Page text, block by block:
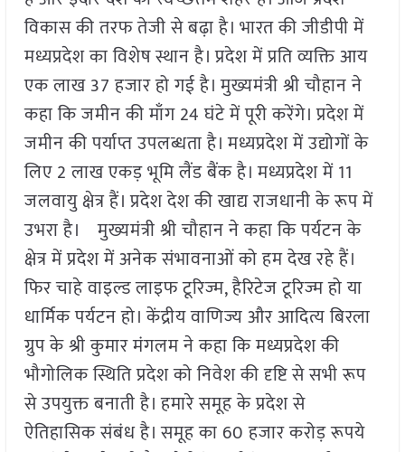
विकास की तरफ तेजी से बढ़ा है। भारत की जीडीपी में
मध्यप्रदेश का विशेष स्थान है। प्रदेश में प्रति व्यक्ति आय
एक लाख 37 हजार हो गई है। मुख्यमंत्री श्री चौहान ने
कहा कि जमीन की माँग 24 घंटे में पूरी करेंगे। प्रदेश में
जमीन की पर्याप्त उपलब्धता है। मध्यप्रदेश में उद्योगों के
लिए 2 लाख एकड़ भूमि लैंड बैंक है। मध्यप्रदेश में 11
जलवायु क्षेत्र हैं। प्रदेश देश की खाद्य राजधानी के रूप में
उभरा है। मुख्यमंत्री श्री चौहान ने कहा कि पर्यटन के
क्षेत्र में प्रदेश में अनेक संभावनाओं को हम देख रहे हैं।
फिर चाहे वाइल्ड लाइफ टूरिज्म, हैरिटेज टूरिज्म हो या
धार्मिक पर्यटन हो। केंद्रीय वाणिज्य और आदित्य बिरला
ग्रुप के श्री कुमार मंगलम ने कहा कि मध्यप्रदेश की
भौगोलिक स्थिति प्रदेश को निवेश की दृष्टि से सभी रूप
से उपयुक्त बनाती है। हमारे समूह के प्रदेश से
ऐतिहासिक संबंध है। समूह का 60 हजार करोड़ रूपये